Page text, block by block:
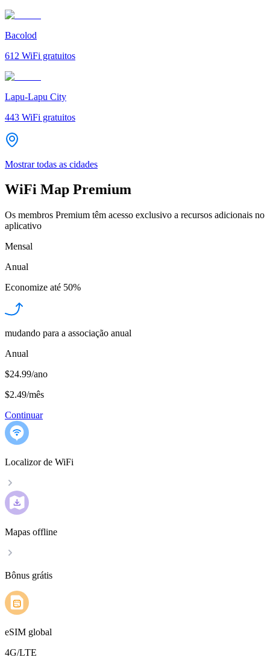
Bacolod
612 WiFi gratuitos
Lapu-Lapu City
443 WiFi gratuitos
Mostrar todas as cidades
WiFi Map Premium
Os membros Premium têm acesso exclusivo a recursos adicionais no
aplicativo
Mensal
Anual
Economize até 50%
mudando para a associação anual
Anual
$24.99/ano
$2.49/mês
Continuar
Localizor de WiFi
Mapas offline
Bônus grátis
eSIM global
4G/LTE